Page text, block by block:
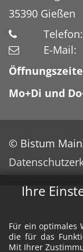
Ihre
Für ein optimales
die für das
Mit Ihrer
35390 Gießen
Telefon:
E-Mail:
Mo+Di und
© Bistum